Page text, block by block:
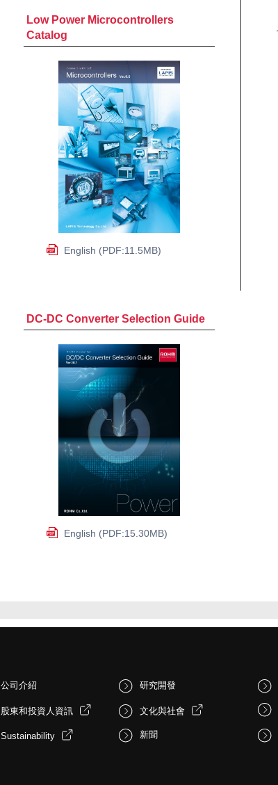
Low Power Microcontrollers
Catalog
English (PDF:11.5MB)
DC-DC Converter Selection Guide
English (PDF:15.30MB)
公司介紹
股東和投資人資訊
Sustainability
研究開發
文化與社會
新聞